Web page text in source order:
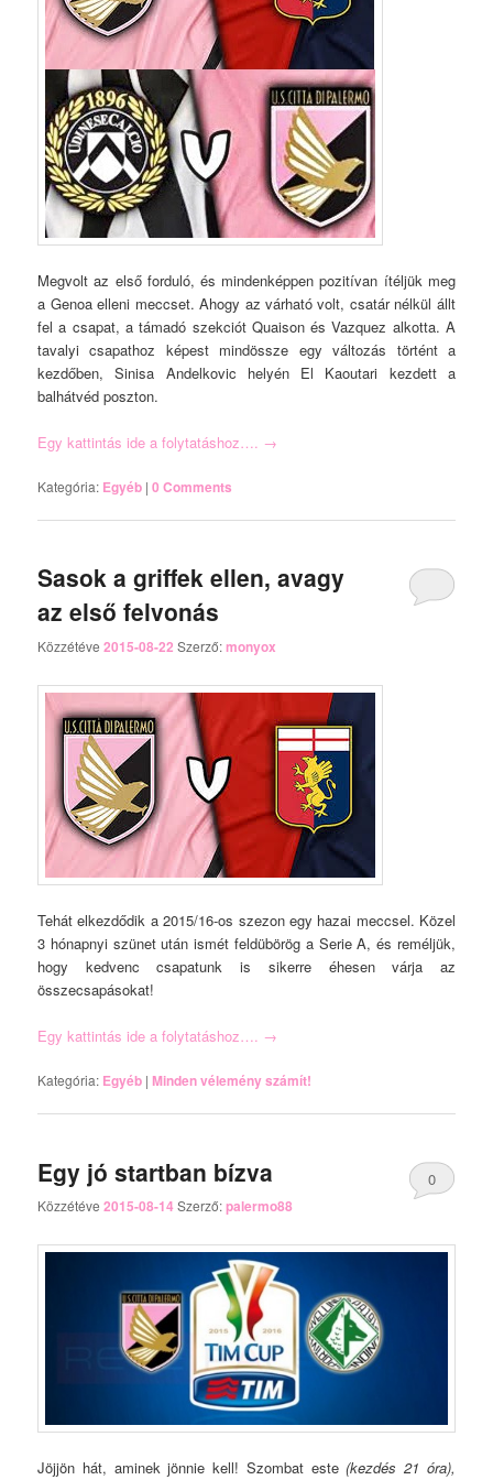
Megvolt az első forduló, és mindenképpen pozitívan ítéljük meg
a Genoa elleni meccset. Ahogy az várható volt, csatár nélkül állt
fel a csapat, a támadó szekciót Quaison és Vazquez alkotta. A
tavalyi csapathoz képest mindössze egy változás történt a
kezdőben, Sinisa Andelkovic helyén El Kaoutari kezdett a
balhátvéd poszton.
Egy kattintás ide a folytatáshoz…. →
Kategória: Egyéb |0 Comments
Sasok a griffek ellen, avagy
az első felvonás
Közzétéve2015-08-22 Szerző:monyox
Tehát elkezdődik a 2015/16-os szezon egy hazai meccsel. Közel
3 hónapnyi szünet után ismét feldübörög a Serie A, és reméljük,
hogy kedvenc csapatunk is sikerre éhesen várja az
összecsapásokat!
Egy kattintás ide a folytatáshoz…. →
Kategória: Egyéb |Minden vélemény számít!
Egy jó startban bízva
Közzétéve2015-08-14Szerző:palermo88
0
Jöjjön hát, aminek jönnie kell! Szombat este(kezdés 21 óra),